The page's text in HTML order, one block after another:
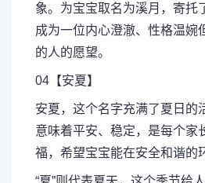
象。为宝宝取名为溪月，寄托
成为一位内心澄澈、性格温婉
的人的愿望。
04【安夏】
安夏，这个名字充满了夏日的
意味着平安、稳定，是每个家
福，希望宝宝能在安全和谐的